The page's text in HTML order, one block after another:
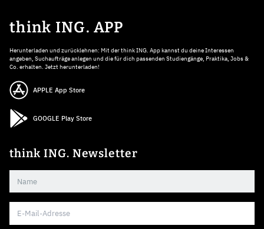
think ING. APP
Herunterladen und zurücklehnen: Mit der think ING. App kannst du deine Interessen
angeben, Suchaufträge anlegen und die für dich passenden Studiengänge, Praktika, Jobs &
Co. erhalten. Jetzt herunterladen!
APPLE App Store
GOOGLE Play Store
think ING. Newsletter